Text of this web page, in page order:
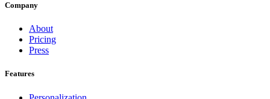
Company
About
Pricing
Press
Features